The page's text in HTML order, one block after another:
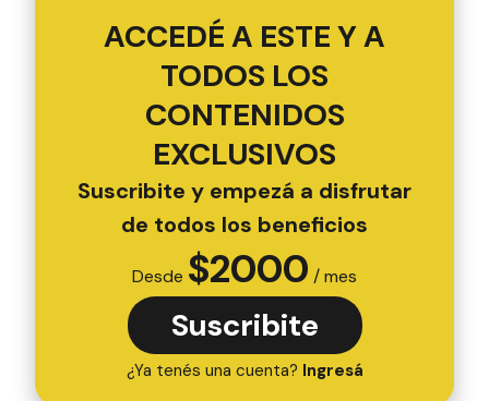
ACCEDÉ A ESTE Y A
TODOS LOS
CONTENIDOS
EXCLUSIVOS
Suscribite y empezá a disfrutar
de todos los beneficios
Desde $2000 / mes
Suscribite
¿Ya tenés una cuenta? Ingresá